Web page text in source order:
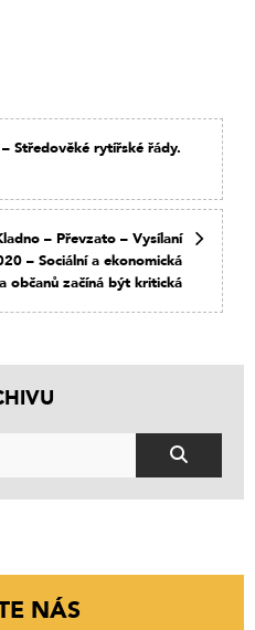
Středověké rytířské řády.
– Převzato – Vysílaní
– Sociální a ekonomická
občanů začíná být kritická
NÁS